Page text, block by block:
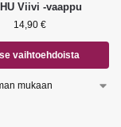
Viivi -vaappu
14,90 €
vaihtoehdoista